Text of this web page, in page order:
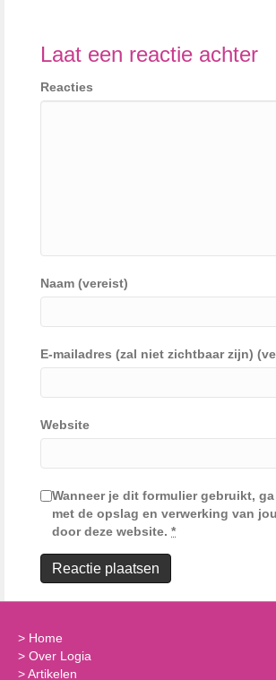
Laat een reactie achter
Reacties
Naam (vereist)
E-mailadres (zal niet zichtbaar zijn)
Website
Wanneer je dit formulier gebruikt,
met de opslag en verwerking van
door deze website. *
> Home
> Over Logia
>Artikelen